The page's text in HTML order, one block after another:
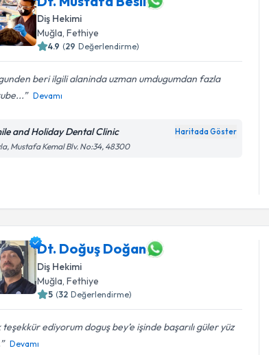
Diş Hekimi
Muğla, Fethiye
4.9 (29 Değerlendirme)
beri ilgili alaninda uzman umdugumdan fazla
Devamı
and Holiday Dental Clinic Haritada Göster
Mustafa Kemal Blv. No:34, 48300
Dt. Doğuş Doğan
Diş Hekimi
Muğla , Fethiye
5 (32 Değerlendirme)
teşekkür ediyorum doguş bey’e işinde başarılı güler yüz
Devamı